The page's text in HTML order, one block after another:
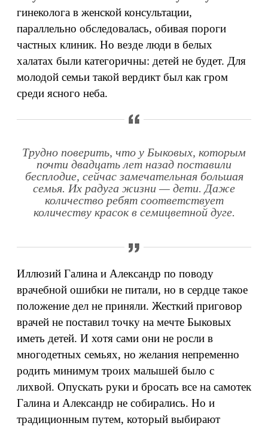
гинеколога в женской консультации,
параллельно обследовалась, обивая пороги
частных клиник. Но везде люди в белых
халатах были категоричны: детей не будет. Для
молодой семьи такой вердикт был как гром
среди ясного неба.
Трудно поверить, что у Быковых, которым
почти двадцать лет назад поставили
бесплодие, сейчас замечательная большая
семья. Их радуга жизни — дети. Даже
количество ребят соответствует
количеству красок в семицветной дуге.
Иллюзий Галина и Александр по поводу
врачебной ошибки не питали, но в сердце такое
положение дел не приняли. Жесткий приговор
врачей не поставил точку на мечте Быковых
иметь детей. И хотя сами они не росли в
многодетных семьях, но желания непременно
родить минимум троих малышей было с
лихвой. Опускать руки и бросать все на самотек
Галина и Александр не собирались. Но и
традиционным путем, который выбирают